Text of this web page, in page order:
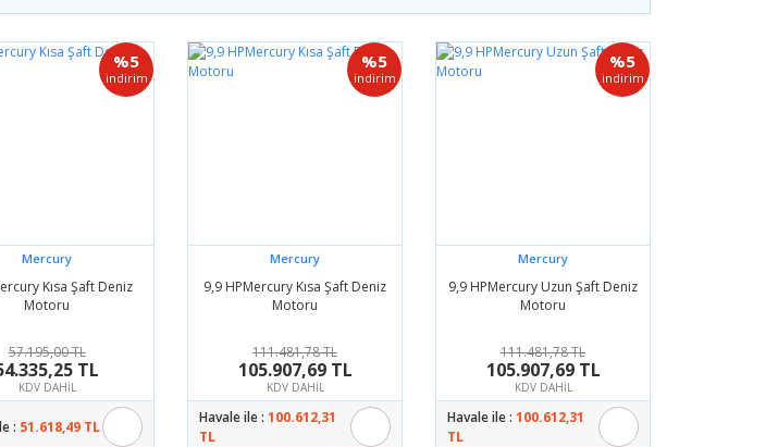
%5
indirim
Mercury
Kısa Şaft Deniz
Motoru
57.195,00 TL
TL
KDV DAHİL
: 51.618,49 TL
%5
indirim
Mercury
9,9 HPMercury Kısa Şaft Deniz
Motoru
111.481,78 TL
105.907,69 TL
KDV DAHİL
Havale ile : 100.612,31
TL
%5
indirim
Mercury
9,9 HPMercury Uzun Şaft Deniz
Motoru
111.481,78 TL
105.907,69 TL
KDV DAHİL
Havale ile : 100.612,31
TL